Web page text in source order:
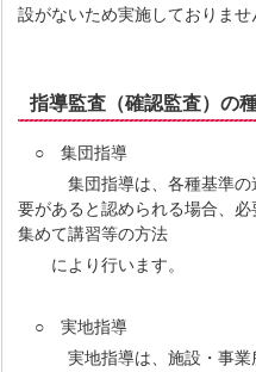
設がないため実施しておりませ
指導監査（確認監査）の
○ 集団指導
集団指導は、各種基準の遵
要があると認められる場合、
集めて講習等の方法
により行います。
○ 実地指導
実地指導は、施設・事業所